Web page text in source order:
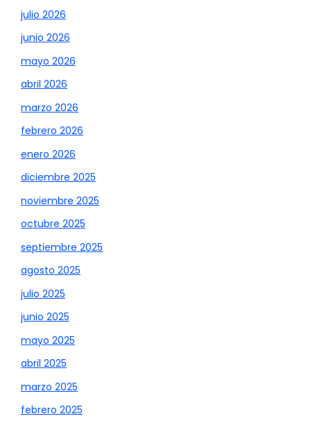
julio 2026
junio 2026
mayo 2026
abril 2026
marzo 2026
febrero 2026
enero 2026
diciembre 2025
noviembre 2025
octubre 2025
septiembre 2025
agosto 2025
julio 2025
junio 2025
mayo 2025
abril 2025
marzo 2025
febrero 2025